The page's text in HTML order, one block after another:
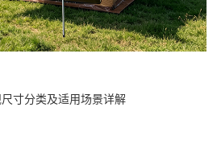
寸分类及适用场景详解